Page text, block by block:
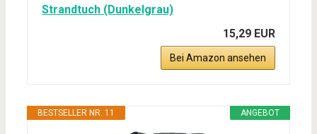
Strandtuch (Dunkelgrau)
15,29 EUR
Bei Amazon ansehen
ANGEBOT
BESTSELLER NR. 11